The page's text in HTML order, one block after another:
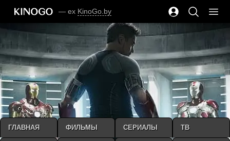
— ex KinoGo.by
ГЛАВНАЯ ФИЛЬМЫ СЕРИАЛЫ ТВ